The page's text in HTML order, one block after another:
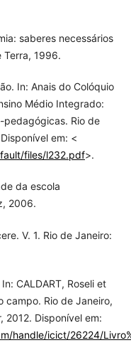
saberes necessários
Terra, 1996.
In: Anais do Colóquio
Médio Integrado:
pedagógicas. Rio de
em: <
files/l232.pdf>.
da escola
2006.
V. 1. Rio de Janeiro:
CALDART, Roseli et
campo. Rio de Janeiro,
2012. Disponível em:
handle/icict/26224/